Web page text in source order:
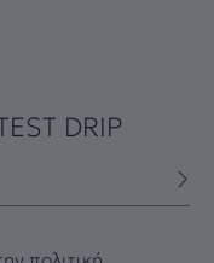
DRIP